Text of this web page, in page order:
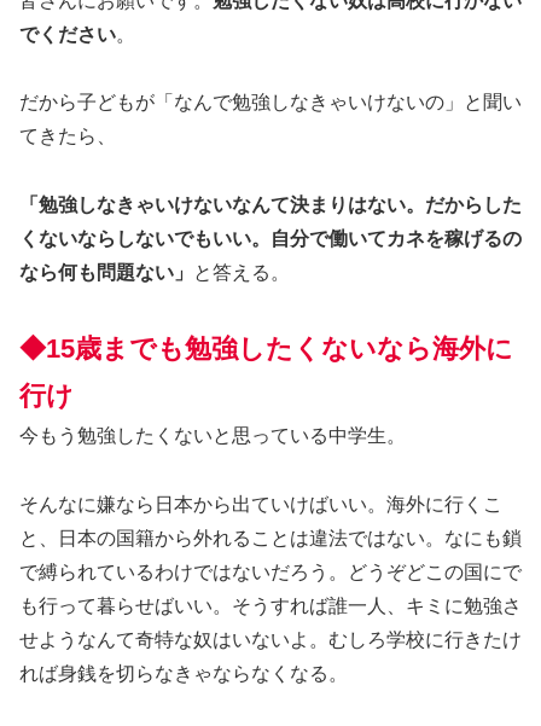
でください。
だから子どもが「なんで勉強しなきゃいけないの」と聞い
てきたら、
「勉強しなきゃいけないなんて決まりはない。だからした
くないならしないでもいい。自分で働いてカネを稼げるの
なら何も問題ない」
と答える。
◆15歳までも勉強したくないなら海外に
行け
今もう勉強したくないと思っている中学生。
そんなに嫌なら日本から出ていけばいい。海外に行くこ
と、日本の国籍から外れることは違法ではない。なにも鎖
で縛られているわけではないだろう。どうぞどこの国にで
も行って暮らせばいい。そうすれば誰一人、キミに勉強さ
せようなんて奇特な奴はいないよ。むしろ学校に行きたけ
れば身銭を切らなきゃならなくなる。